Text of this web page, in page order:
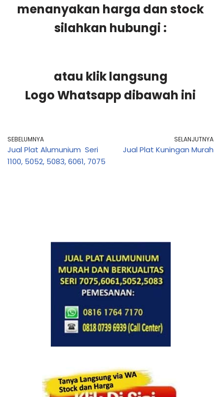
menanyakan harga dan stock
silahkan hubungi :
atau klik langsung
Logo Whatsapp dibawah ini
SEBELUMNYA
Jual Plat Alumunium Seri
1100, 5052, 5083, 6061, 7075
SELANJUTNYA
Jual Plat Kuningan Murah